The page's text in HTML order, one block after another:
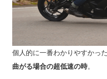
個人的に一番わかりやすかっ
曲がる場合の超低速の時。